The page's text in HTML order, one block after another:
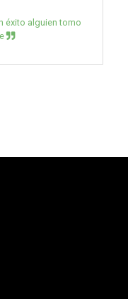
éxito alguien tomo